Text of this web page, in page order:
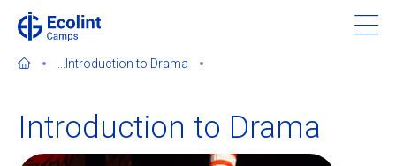
content
À propos de nos camps
Introduction to Drama
Introduction to Drama